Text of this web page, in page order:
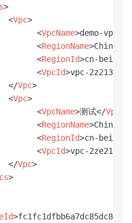
>
<Vpc>
<VpcName>demo-vpc
<RegionName>China
<RegionId>cn-beijing
<VpcId>vpc-
</Vpc>
<Vpc>
<VpcName>测试</
<RegionName>China
<RegionId>cn-beijing
<VpcId>vpc-
</Vpc>
>
>